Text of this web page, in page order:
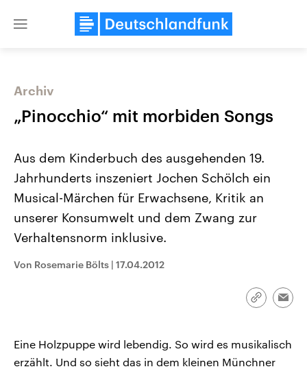
Close
Landtagswahl Sachsen-Anhalt
Alle Informationen
Sachsen-Anhalt wählt am 6.
Wahlprogramme, aktuelle Berichte
und Hintergründe zu den Parteien
und Kandidaten der anstehenden
den mächtigsten Ländern
mit großem Einfluss auf
Sendungen Programm Podcasts
Archiv
„Pinocchio“ mit morbiden Songs
Aus dem Kinderbuch des ausgehenden 19.
Jahrhunderts inszeniert Jochen Schölch ein
Musical-Märchen für Erwachsene, Kritik an
unserer Konsumwelt und dem Zwang zur
Verhaltensnorm inklusive.
Von Rosemarie Bölts | 17.04.2012
Link
Eine Holzpuppe wird lebendig. So wird es musikalisch
erzählt. Und so sieht das in dem kleinen Münchner